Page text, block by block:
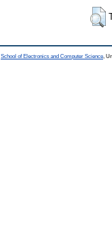
School of Electronics and Computer Science ,